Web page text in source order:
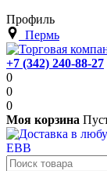
Профиль
Пермь
+7 (342) 240-88-27
0
0
0
Моя корзина